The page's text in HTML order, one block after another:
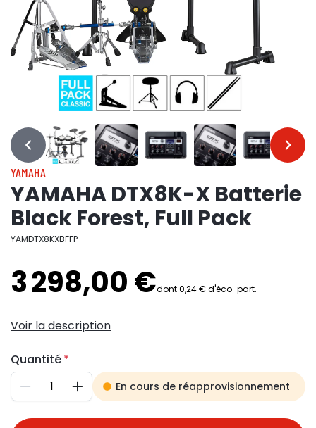
… …
YAMAHA
YAMAHA DTX8K-X Batterie
Black Forest, Full Pack
YAMDTX8KXBFFP
3 298,00 €dont 0,24 € d'éco-part.
Voir la description
Quantité
Diminuer AugmenterEn cours de réapprovisionnement